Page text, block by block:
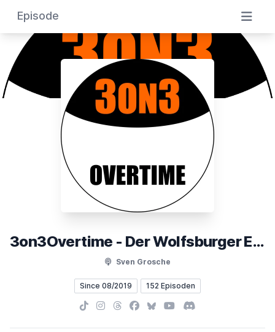
Episode
3on3Overtime - Der Wolfsburger Eishockeypodcast
Sven Grosche
Since 08/2019 152 Episoden
TikTokInstagram
Threads
Facebook
BlueskyYouTubeDiscord